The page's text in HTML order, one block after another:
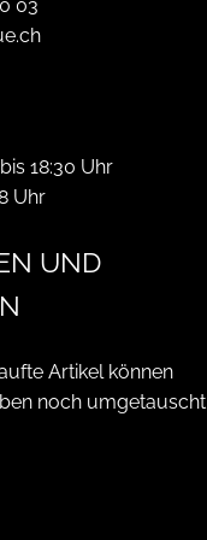
03
18:30 Uhr
Uhr
UND
Artikel können
noch umgetauscht